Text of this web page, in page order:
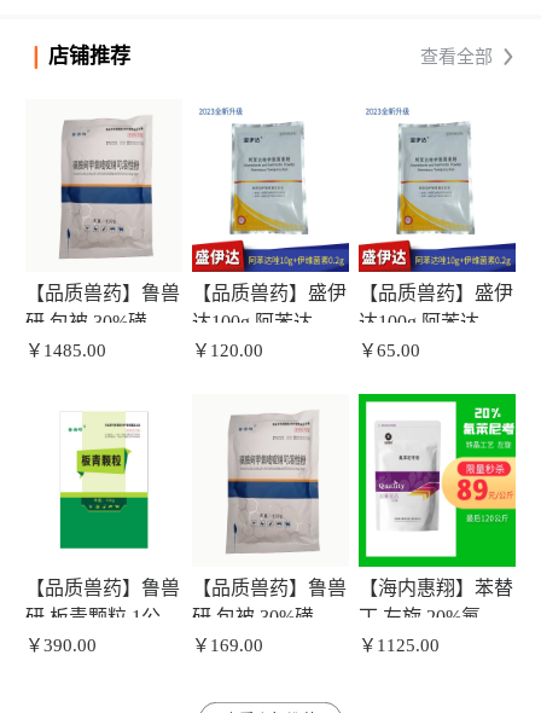
店铺推荐 查看全部
【品质兽药】鲁兽
研 包被 30%磺胺
间甲氧嘧啶钠可溶
拌料1-2吨
￥1485.00
【品质兽药】盛伊
达100g 阿苯达唑
10g+伊维菌素0.2g
￥120.00
【品质兽药】盛伊
达100g 阿苯达唑
10g+伊维菌素0.2g
￥65.00
【品质兽药】鲁兽
研 板青颗粒 1公斤
（100g*10袋） 每
￥390.00
【品质兽药】鲁兽
研 包被 30%磺胺
间甲氧嘧啶钠可溶
拌料1-2吨
￥169.00
【海内惠翔】苯替
丁 左旋 20%氟苯
尼考 1kg/袋 固体
￥1125.00